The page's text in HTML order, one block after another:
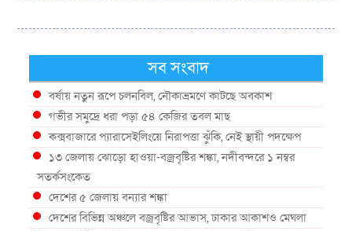
সব সংবাদ
বর্ষায় নতুন রূপে চলনবিল, নৌকাভ্রমণে কাটছে অবকাশ
গভীর সমুদ্রে ধরা পড়া ৫৪ কেজির তবল মাছ
কক্সবাজারে প্যারাসেইলিংয়ে নিরাপত্তা ঝুঁকি, নেই স্থায়ী পদক্ষেপ
১৩ জেলায় ঝোড়ো হাওয়া-বজ্রবৃষ্টির শঙ্কা, নদীবন্দরে ১ নম্বর
সতর্কসংকেত
দেশের ৫ জেলায় বন্যার শঙ্কা
দেশের বিভিন্ন অঞ্চলে বজ্রবৃষ্টির আভাস, ঢাকার আকাশও মেঘলা